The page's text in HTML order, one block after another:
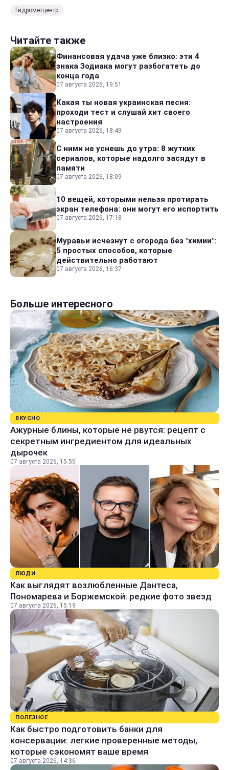
Гидрометцентр
Читайте также
Финансовая удача уже близко: эти 4
знака Зодиака могут разбогатеть до
конца года
07 августа 2026, 19:51
Какая ты новая украинская песня:
проходи тест и слушай хит своего
настроения
07 августа 2026, 18:49
С ними не уснешь до утра: 8 жутких
сериалов, которые надолго засядут в
памяти
07 августа 2026, 18:09
10 вещей, которыми нельзя протирать
экран телефона: они могут его испортить
07 августа 2026, 17:18
Муравьи исчезнут с огорода без "химии":
5 простых способов, которые
действительно работают
07 августа 2026, 16:37
Больше интересного
ВКУСНО
Ажурные блины, которые не рвутся: рецепт с
секретным ингредиентом для идеальных
дырочек
07 августа 2026, 15:55
ЛЮДИ
Как выглядят возлюбленные Дантеса,
Пономарева и Боржемской: редкие фото звезд
07 августа 2026, 15:19
ПОЛЕЗНОЕ
Как быстро подготовить банки для
консервации: легкие проверенные методы,
которые сэкономят ваше время
07 августа 2026, 14:36